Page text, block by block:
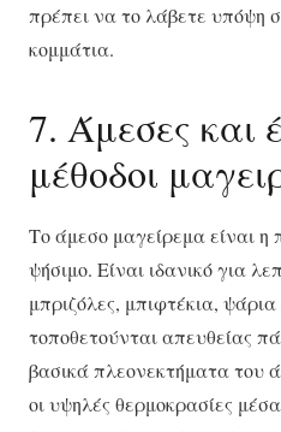
πρέπει να το λάβετε υπόψη
κομμάτια.
7. Άμεσες και
μέθοδοι
Το άμεσο μαγείρεμα είναι η
ψήσιμο. Είναι ιδανικό για
μπριζόλες, μπιφτέκια,
τοποθετούνται απευθείας
βασικά πλεονεκτήματα του
οι υψηλές θερμοκρασίες